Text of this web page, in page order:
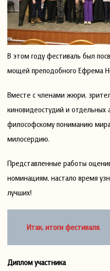
В этом году фестиваль был
мощей преподобного Ефрема
Вместе с членами жюри,
киновидеостудий и отдельных
философскому пониманию
милосердию.
Представленные работы
номинациям, настало время
лучших!
Итак, итоги фестиваля.
Диплом участника